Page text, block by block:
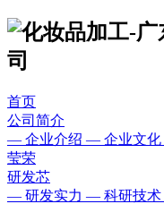
首页
公司简介
— 企业介绍 — 企业文化
莹荣
研发芯
— 研发实力 — 科研技术